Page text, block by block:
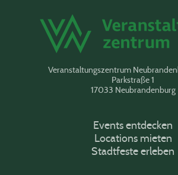
Veranstaltungszentrum
Parkstraße 1
17033 Neubrandenburg
Events entdecken
Locations mieten
Stadtfeste erleben